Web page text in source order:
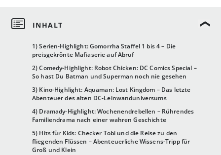
1) Serien-Highlight: Gomorrha Staffel 1 bis 4 – Die
preisgekrönte Mafiaserie auf Abruf
2) Comedy-Highlight: Robot Chicken: DC Comics Special –
So hast Du Batman und Superman noch nie gesehen
3) Kino-Highlight: Aquaman: Lost Kingdom – Das letzte
Abenteuer des alten DC-Leinwanduniversums
4) Dramady-Highlight: Wochenendrebellen – Rührendes
Familiendrama nach einer wahren Geschichte
5) Hits für Kids: Checker Tobi und die Reise zu den
fliegenden Flüssen – Abenteuerliche Wissens-Tripp für
Groß und Klein